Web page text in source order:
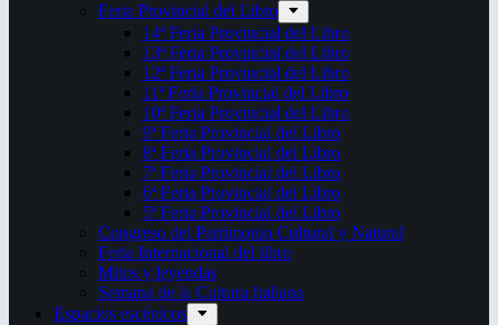
Feria Provincial del Libro
14ª Feria Provincial del Libro
13ª Feria Provincial del Libro
12ª Feria Provincial del Libro
11ª Feria Provincial del Libro
10ª Feria Provincial del Libro
9ª Feria Provincial del Libro
8ª Feria Provincial del Libro
7ª Feria Provincial del Libro
6ª Feria Provincial del Libro
5ª Feria Provincial del Libro
Congreso del Patrimonio Cultural y Natural
Feria Internacional del libro
Mitos y leyendas
Semana de la Cultura Italiana
Espacios escénicos